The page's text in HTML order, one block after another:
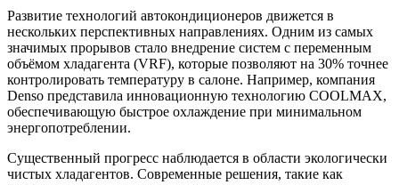
Развитие технологий автокондиционеров движется в
нескольких перспективных направлениях. Одним из самых
значимых прорывов стало внедрение систем с переменным
объёмом хладагента (VRF), которые позволяют на 30% точнее
контролировать температуру в салоне. Например, компания
Denso представила инновационную технологию COOLMAX,
обеспечивающую быстрое охлаждение при минимальном
энергопотреблении.
Существенный прогресс наблюдается в области экологически
чистых хладагентов. Современные решения, такие как